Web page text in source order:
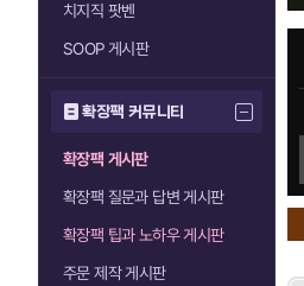
치지직 팟벤
SOOP 게시판
확장팩 커뮤니티
확장팩 게시판
확장팩 질문과 답변 게시판
확장팩 팁과 노하우 게시판
주문 제작 게시판